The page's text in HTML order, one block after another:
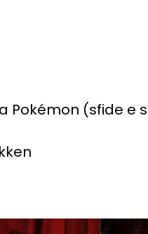
Pokémon (sfide e